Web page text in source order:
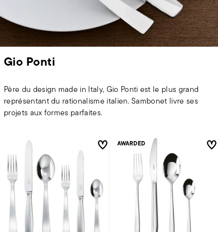
AWARDED
Gio Ponti
Père du design made in Italy, Gio Ponti est le plus grand
représentant du rationalisme italien. Sambonet livre ses
projets aux formes parfaites.